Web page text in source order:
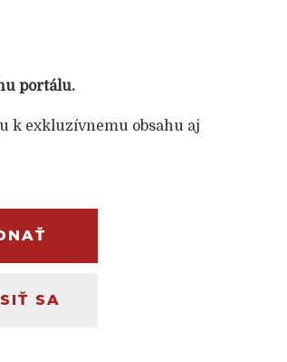
portálu.
k exkluzívnemu obsahu aj
SA